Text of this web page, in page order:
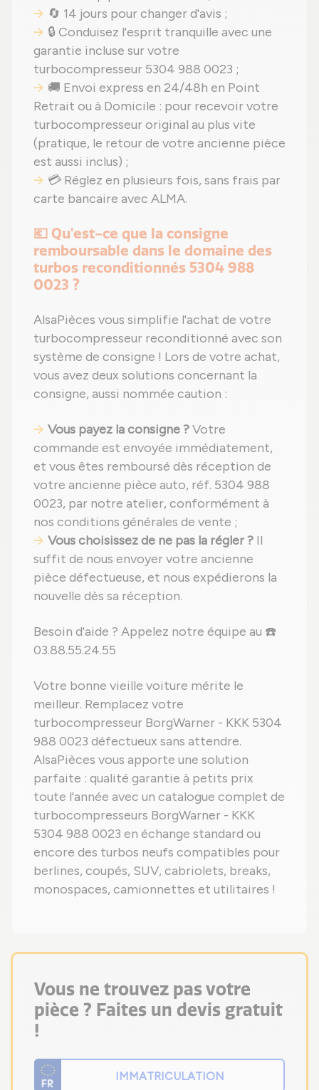
🔄 14 jours pour changer d'avis ;
🔒 Conduisez l'esprit tranquille avec une
garantie incluse sur votre
turbocompresseur 5304 988 0023 ;
🚚 Envoi express en 24/48h en Point
Retrait ou à Domicile : pour recevoir votre
turbocompresseur original au plus vite
(pratique, le retour de votre ancienne pièce
est aussi inclus) ;
💳 Réglez en plusieurs fois, sans frais par
carte bancaire avec ALMA.
💶 Qu'est-ce que la consigne
remboursable dans le domaine des
turbos reconditionnés 5304 988
0023 ?
AlsaPièces vous simplifie l'achat de votre
turbocompresseur reconditionné avec son
système de consigne ! Lors de votre achat,
vous avez deux solutions concernant la
consigne, aussi nommée caution :
Vous payez la consigne ?Votre
commande est envoyée immédiatement,
et vous êtes remboursé dès réception de
votre ancienne pièce auto, réf. 5304 988
0023, par notre atelier, conformément à
nos conditions générales de vente ;
Vous choisissez de ne pas la régler ? Il
suffit de nous envoyer votre ancienne
pièce défectueuse, et nous expédierons la
nouvelle dès sa réception.
Besoin d'aide ? Appelez notre équipe au ☎️
03.88.55.24.55
Votre bonne vieille voiture mérite le
meilleur. Remplacez votre
turbocompresseur BorgWarner - KKK 5304
988 0023 défectueux sans attendre.
AlsaPièces vous apporte une solution
parfaite : qualité garantie à petits prix
toute l'année avec un catalogue complet de
turbocompresseurs BorgWarner - KKK
5304 988 0023 en échange standard ou
encore des turbos neufs compatibles pour
berlines, coupés, SUV, cabriolets, breaks,
monospaces, camionnettes et utilitaires !
Vous ne trouvez pas votre
pièce ? Faites un devis gratuit
!